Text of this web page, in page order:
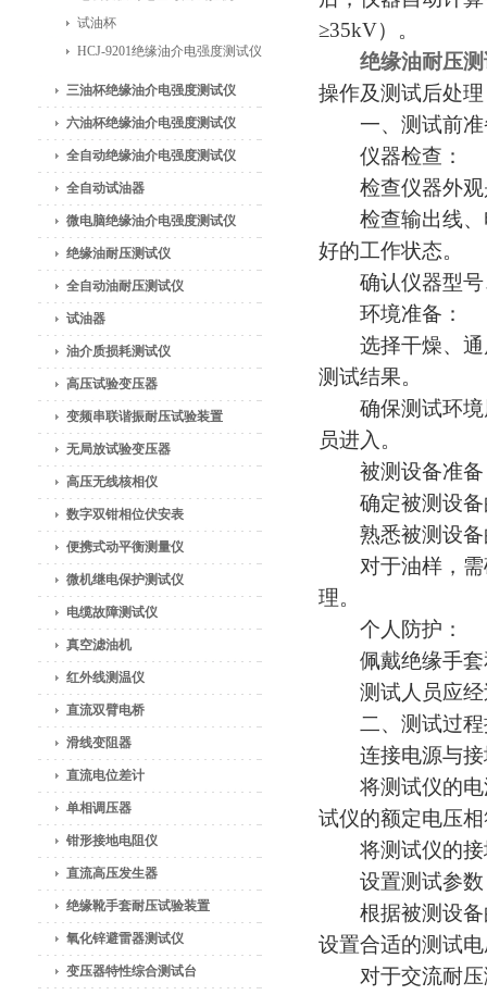
试油杯
HCJ-9201绝缘油介电强度测试仪
三油杯绝缘油介电强度测试仪
六油杯绝缘油介电强度测试仪
全自动绝缘油介电强度测试仪
全自动试油器
微电脑绝缘油介电强度测试仪
绝缘油耐压测试仪
全自动油耐压测试仪
试油器
油介质损耗测试仪
高压试验变压器
变频串联谐振耐压试验装置
无局放试验变压器
高压无线核相仪
数字双钳相位伏安表
便携式动平衡测量仪
微机继电保护测试仪
电缆故障测试仪
真空滤油机
红外线测温仪
直流双臂电桥
滑线变阻器
直流电位差计
单相调压器
钳形接地电阻仪
直流高压发生器
绝缘靴手套耐压试验装置
氧化锌避雷器测试仪
变压器特性综合测试台
≥35kV）。
绝缘油耐压
操作及测试后处
一、测试前准
仪器检查：
检查仪器外观
检查输出线、
好的工作状态。
确认仪器型号
环境准备：
选择干燥、通
测试结果。
确保测试环境
员进入。
被测设备准备
确定被测设备
熟悉被测设备
对于油样，需
理。
个人防护：
佩戴绝缘手套
测试人员应经
二、测试过程
连接电源与接
将测试仪的电
试仪的额定电压
将测试仪的接
设置测试参数
根据被测设备
设置合适的测试
对于交流耐压